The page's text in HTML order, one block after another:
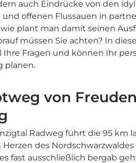
auch Eindrücke von den
offenen Flussauen in
plant man damit seinen
müssen Sie achten? In
Ihre Fragen und können Ihr
planen.
von
Radweg führt die 95 km
des
fast ausschließlich bergab